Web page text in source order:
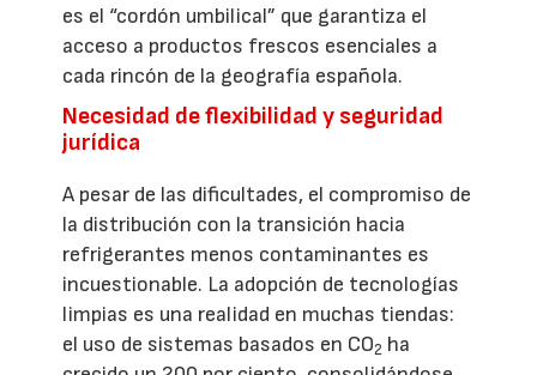
es el “cordón umbilical” que garantiza el
acceso a productos frescos esenciales a
cada rincón de la geografía española.
Necesidad de flexibilidad y seguridad
jurídica
A pesar de las dificultades, el compromiso de
la distribución con la transición hacia
refrigerantes menos contaminantes es
incuestionable. La adopción de tecnologías
limpias es una realidad en muchas tiendas:
el uso de sistemas basados en CO2 ha